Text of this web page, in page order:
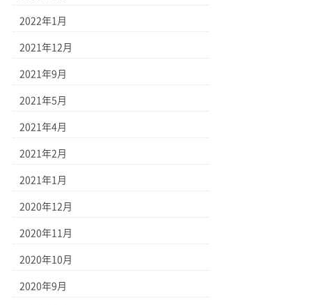
2022年1月
2021年12月
2021年9月
2021年5月
2021年4月
2021年2月
2021年1月
2020年12月
2020年11月
2020年10月
2020年9月